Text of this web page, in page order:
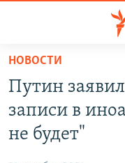
упрощенного
доступа
основному
ПОДКАСТЫ
АВТОРСКИЕ
НОВОСТИ
Путин
записи в
не будет"